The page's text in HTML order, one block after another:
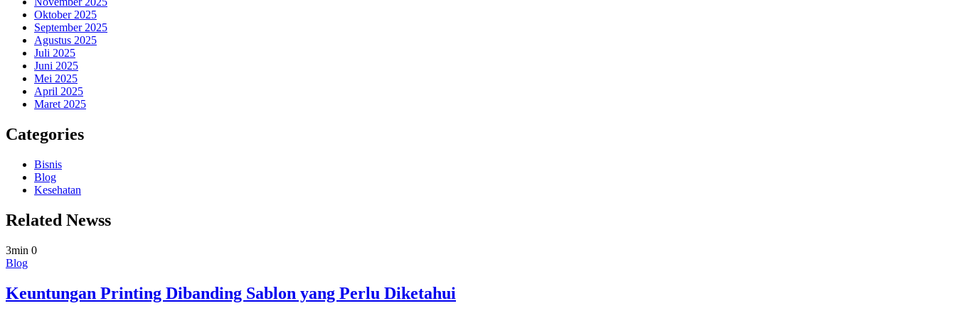
Oktober 2025
September 2025
Agustus 2025
Juli 2025
Juni 2025
Mei 2025
April 2025
Maret 2025
Categories
Bisnis
Blog
Kesehatan
Related Newss
3min 0
Blog
Keuntungan Printing Dibanding Sablon yang Perlu Diketahui